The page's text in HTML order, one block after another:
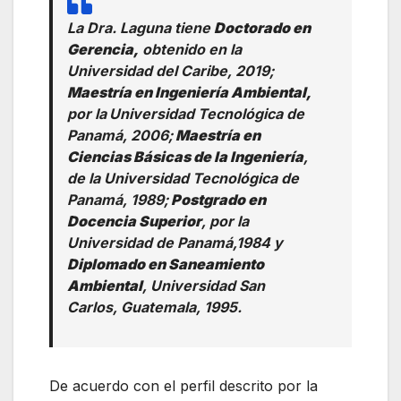
La Dra. Laguna tiene Doctorado en
Gerencia, obtenido en la
Universidad del Caribe, 2019;
Maestría en Ingeniería Ambiental,
por la Universidad Tecnológica de
Panamá, 2006;Maestría en
Ciencias Básicas de la Ingeniería,
de la Universidad Tecnológica de
Panamá, 1989;Postgrado en
Docencia Superior, por la
Universidad de Panamá,1984 y
Diplomado en Saneamiento
Ambiental, Universidad San
Carlos, Guatemala, 1995.
De acuerdo con el perfil descrito por la